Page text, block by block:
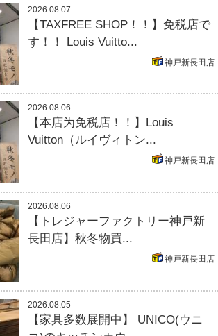
2026.08.07
【TAXFREE SHOP！！】免税店で
す！！ Louis Vuitto...
神戸新長田店
2026.08.06
【本店为免税店！！】Louis
Vuitton（ルイヴィトン...
神戸新長田店
2026.08.06
【トレジャーファクトリー神戸新
長田店】秋冬物買...
神戸新長田店
2026.08.05
【家具多数展開中】 UNICO(ウニ